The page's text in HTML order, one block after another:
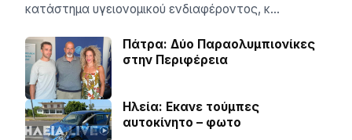
κατάστημα υγειονομικού ενδιαφέροντος, κ…
Πάτρα: Δύο Παραολυμπιονίκες
στην Περιφέρεια
Ηλεία: Εκανε τούμπες
αυτοκίνητο – φωτο